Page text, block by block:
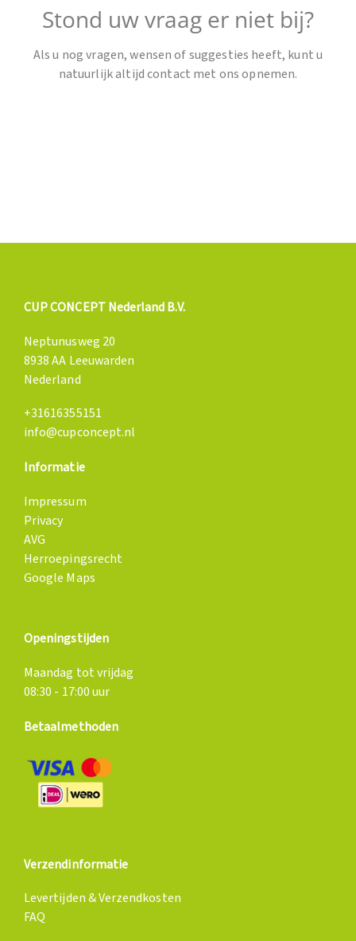
Stond uw vraag er niet bij?
Als u nog vragen, wensen of suggesties heeft, kunt u
natuurlijk altijdcontact met ons opnemen.
CUP CONCEPT Nederland B.V.
Neptunusweg 20
8938 AA Leeuwarden
Nederland
+31616355151
info@cupconcept.nl
Informatie
Impressum
Privacy
AVG
Herroepingsrecht
Google Maps
Openingstijden
Maandag tot vrijdag
08:30 - 17:00 uur
Betaalmethoden
Verzendinformatie
Levertijden & Verzendkosten
FAQ